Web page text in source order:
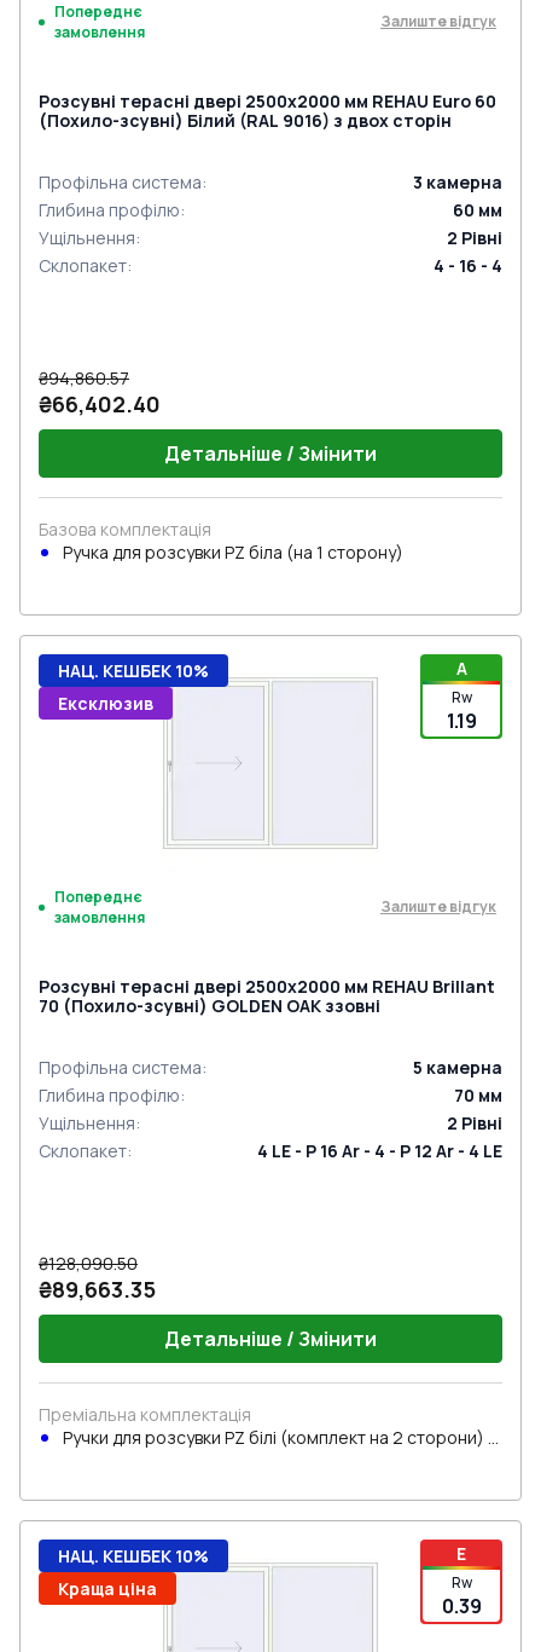
Попереднє
замовлення
Залиште відгук
Розсувні терасні двері 2500x2000 мм REHAU Euro 60
(Похило-зсувні) Білий (RAL 9016) з двох сторін
Профільна система: 3 камерна
Глибина профілю: 60 мм
Ущільнення: 2 Рівні
Склопакет: 4 - 16 - 4
₴94,860.57
₴66,402.40
Детальніше / Змінити
Базова комплектація
Ручкa для розсувки PZ біла (на 1 сторону)
A
Rw
1.19
НАЦ. КЕШБЕК 10%
Ексклюзив
Попереднє
замовлення
Залиште відгук
Розсувні терасні двері 2500x2000 мм REHAU Brillant
70 (Похило-зсувні) GOLDEN OAK ззовні
Профільна система: 5 камерна
Глибина профілю: 70 мм
Ущільнення: 2 Рівні
Склопакет: 4 LE - P 16 Ar - 4 - P 12 Ar - 4 LE
₴128,090.50
₴89,663.35
Детальніше / Змінити
Преміальна комплектація
Ручки для розсувки PZ білі (комплект на 2 сторони) з
E
Rw
0.39
НАЦ. КЕШБЕК 10%
Краща ціна